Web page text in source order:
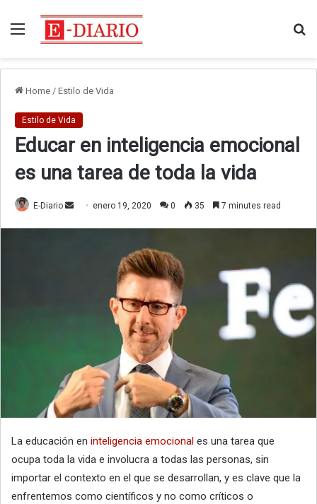
Menu
Home / Estilo de Vida
Estilo de Vida
Educar en inteligencia emocional
es una tarea de toda la vida
E-Diario
Send enero 19, 2020 0 35 7 minutes read
La educación en inteligencia emocional es una tarea que
ocupa toda la vida e involucra a todas las personas, sin
importar el contexto en el que se desarrollan, y es clave que la
enfrentemos como científicos y no como críticos o